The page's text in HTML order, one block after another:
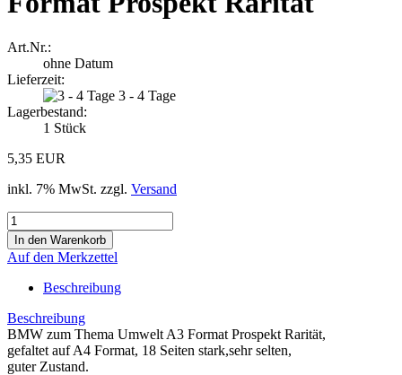
Art.Nr.:
ohne Datum
Lieferzeit:
3 - 4 Tage
Lagerbestand:
1 Stück
5,35 EUR
inkl. 7% MwSt. zzgl. Versand
Auf den Merkzettel
Beschreibung
Beschreibung
BMW zum Thema Umwelt A3 Format Prospekt Rarität,
gefaltet auf A4 Format, 18 Seiten stark,sehr selten,
guter Zustand.